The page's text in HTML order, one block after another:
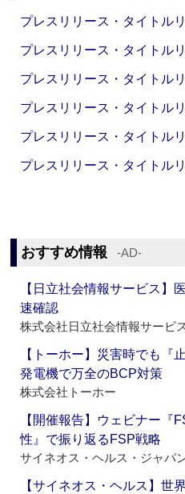
プレスリリース・タイトル
プレスリリース・タイトル
プレスリリース・タイトル
プレスリリース・タイトル
プレスリリース・タイトル
プレスリリース・タイトル
おすすめ情報 ‐AD‐
【日立社会情報サービス】
速確認
株式会社日立社会情報サービ
【トーホー】災害時でも
発電機で万全のBCP対策
株式会社トーホー
【開催報告】ウェビナー『
性』で振り返るFSP戦略
サイネオス・ヘルス・ジャパ
【サイネオス・ヘルス】